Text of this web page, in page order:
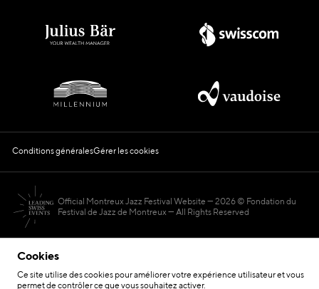
Cookies
Ce site utilise des cookies pour améliorer votre expérience utilisateur et vous
permet de contrôler ce que vous souhaitez activer.
Conditions généralesGérer les cookies
Official Montreux Jazz Festival Website
2026 © Fondation du
Festival de Jazz de Montreux — All Rights Reserved